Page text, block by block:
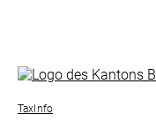
TaxInfo